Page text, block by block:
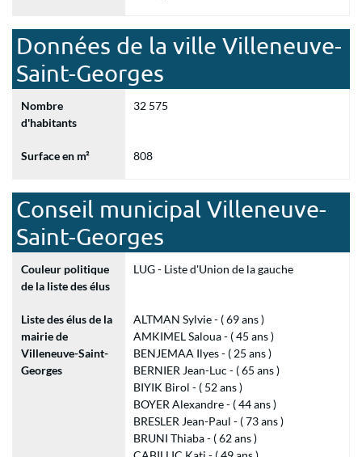
Données de la ville Villeneuve-
Saint-Georges
Nombre
d'habitants
32 575
Surface en m² 808
Conseil municipal Villeneuve-
Saint-Georges
Couleur politique
de la liste des élus
LUG - Liste d'Union de la gauche
Liste des élus de la
mairie de
Villeneuve-Saint-
Georges
ALTMAN Sylvie - ( 69 ans )
AMKIMEL Saloua - ( 45 ans )
BENJEMAA Ilyes - ( 25 ans )
BERNIER Jean-Luc - ( 65 ans )
BIYIK Birol - ( 52 ans )
BOYER Alexandre - ( 44 ans )
BRESLER Jean-Paul - ( 73 ans )
BRUNI Thiaba - ( 62 ans )